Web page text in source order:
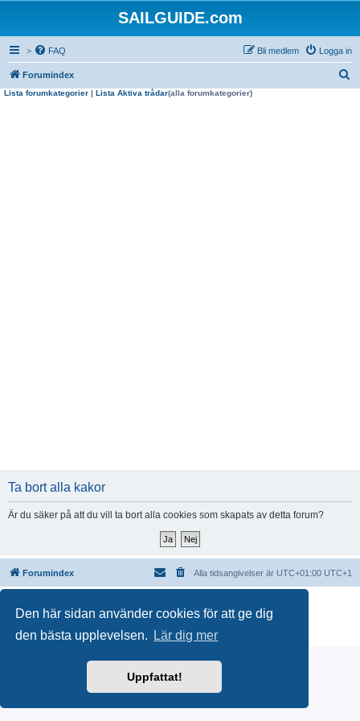
Den här sidan använder cookies för att ge dig
den bästa upplevelsen.
Lär dig mer
Uppfattat!
SAILGUIDE.com
> FAQ Logga in
Bli medlem
Forumindex
Lista forumkategorier | Lista Aktiva trådar(alla forumkategorier)
Ta bort alla kakor
Är du säker på att du vill ta bort alla cookies som skapats av detta forum?
Forumindex Alla tidsangivelser är UTC+01:00 UTC+1
Swedish translation byphpBB Sweden© 2006-2018
Integritetspolicy
|Användarvillkor